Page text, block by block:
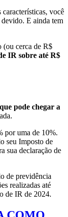
você
E ainda tem
(ou cerca de R$
IR sobre até R$
pode chegar a
por uma de 10%.
seu Imposto de
sua declaração de
de previdência
realizadas até
de IR de 2024.